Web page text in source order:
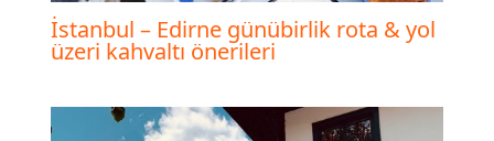
İstanbul – Edirne günübirlik rota & yol
üzeri kahvaltı önerileri